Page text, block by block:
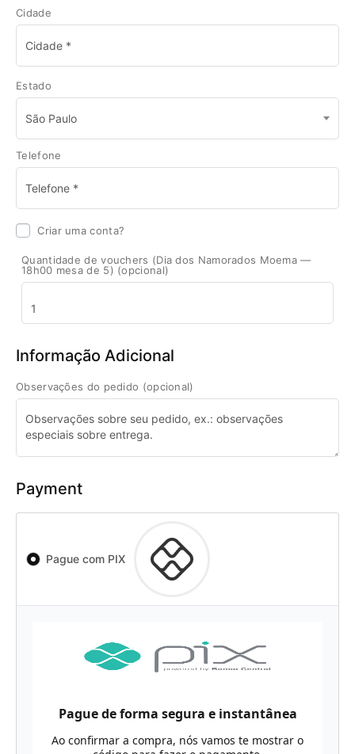
Cidade
Estado
São Paulo
Telefone
Criar uma conta?
Quantidade de vouchers (Dia dos Namorados Moema —
18h00 mesa de 5) (opcional)
Informação Adicional
Observações do pedido (opcional)
Payment
Pague com PIX
Pague de forma segura e instantânea
Ao confirmar a compra, nós vamos te mostrar o